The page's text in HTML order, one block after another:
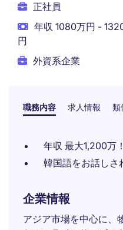
正社員
年収 1080万円 -
円
外資系企業
職務内容 求人情報 類
年収 最大1,200万！
韓国語をお話しさ
企業情報
アジア市場を中心に、